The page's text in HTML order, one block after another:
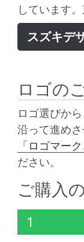
しています
スズキデ
ロゴの
ロゴ選びか
沿って進め
「ロゴマー
ださい。
ご購入
1